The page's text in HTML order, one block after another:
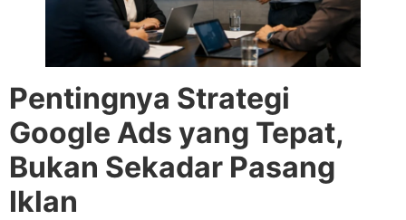
Pentingnya Strategi
Google Ads yang Tepat,
Bukan Sekadar Pasang
Iklan